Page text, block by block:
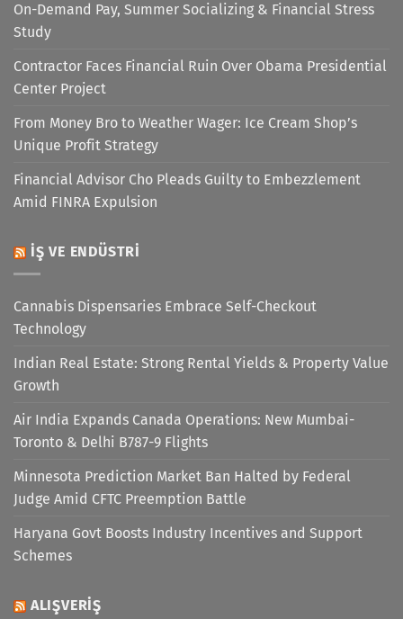
On-Demand Pay, Summer Socializing & Financial Stress
Study
Contractor Faces Financial Ruin Over Obama Presidential
Center Project
From Money Bro to Weather Wager: Ice Cream Shop’s
Unique Profit Strategy
Financial Advisor Cho Pleads Guilty to Embezzlement
Amid FINRA Expulsion
İŞ VE ENDÜSTRI
Cannabis Dispensaries Embrace Self-Checkout
Technology
Indian Real Estate: Strong Rental Yields & Property Value
Growth
Air India Expands Canada Operations: New Mumbai-
Toronto & Delhi B787-9 Flights
Minnesota Prediction Market Ban Halted by Federal
Judge Amid CFTC Preemption Battle
Haryana Govt Boosts Industry Incentives and Support
Schemes
ALIŞVERIŞ